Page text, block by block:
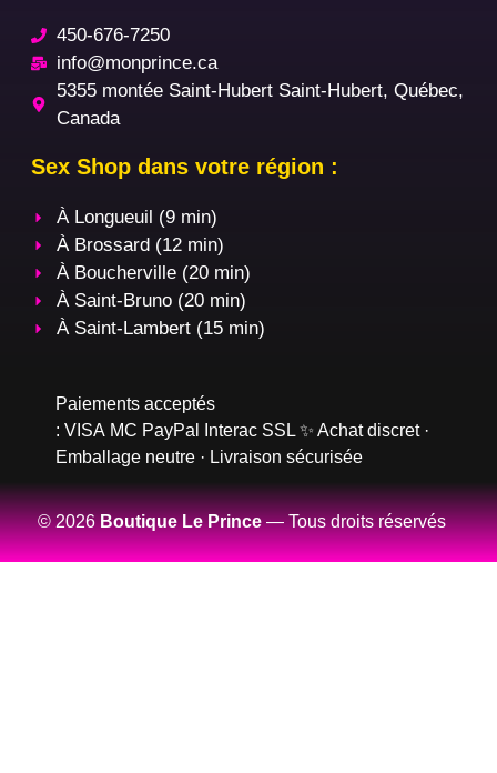
450-676-7250
info@monprince.ca
5355 montée Saint-Hubert Saint-Hubert, Québec,
Canada
Sex Shop dans votre région :
À Longueuil (9 min)
À Brossard (12 min)
À Boucherville (20 min)
À Saint-Bruno (20 min)
À Saint-Lambert (15 min)
Paiements acceptés
: VISA MC PayPal Interac SSL✨ Achat discret ·
Emballage neutre · Livraison sécurisée
© 2026Boutique Le Prince— Tous droits réservés